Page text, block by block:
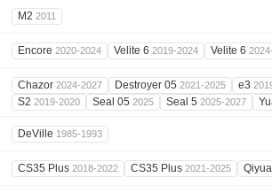
M2 2011
Encore 2020-2024 Velite 6 2019-2024 Velite 6
Chazor 2024-2027 Destroyer 05 2021-2025 e3
S2 2019-2020 Seal 05 2025 Seal 5 2025-2027
DeVille 1985-1993
CS35 Plus 2018-2022 CS35 Plus 2021-2025